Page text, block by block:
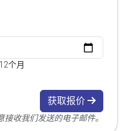
个月
获取报价
收我们发送的电子邮件。